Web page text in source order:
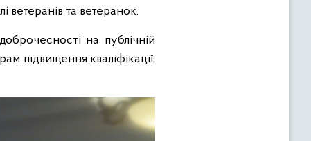
та ветеранок.
на публічній
підвищення кваліфікації,